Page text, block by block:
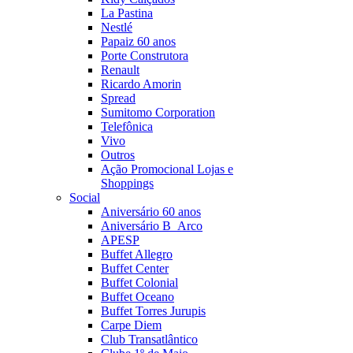
La Pastina
Nestlé
Papaiz 60 anos
Porte Construtora
Renault
Ricardo Amorin
Spread
Sumitomo Corporation
Telefônica
Vivo
Outros
Ação Promocional Lojas e
Shoppings
Social
Aniversário 60 anos
Aniversário B_Arco
APESP
Buffet Allegro
Buffet Center
Buffet Colonial
Buffet Oceano
Buffet Torres Jurupis
Carpe Diem
Club Transatlântico